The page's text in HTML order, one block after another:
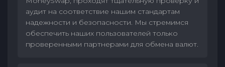
аудит на соответствие нашим стандартам
надежности и безопасности. Мы стремимся
обеспечить наших пользователей только
проверенными партнерами для обмена валют.